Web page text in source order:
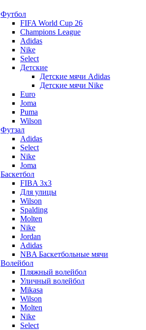
Футбол
FIFA World Cup 26
Champions League
Adidas
Nike
Select
Детские
Детские мячи Adidas
Детские мячи Nike
Euro
Joma
Puma
Wilson
Футзал
Adidas
Select
Nike
Joma
Баскетбол
FIBA 3x3
Для улицы
Wilson
Spalding
Molten
Nike
Jordan
Adidas
NBA Баскетбольные мячи
Волейбол
Пляжный волейбол
Уличный волейбол
Mikasa
Wilson
Molten
Nike
Select